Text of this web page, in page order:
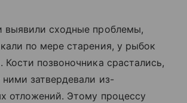
выявили сходные проблемы,
по мере старения, у рыбок
позвоночника срастались,
затвердевали из-
отложений. Этому процессу